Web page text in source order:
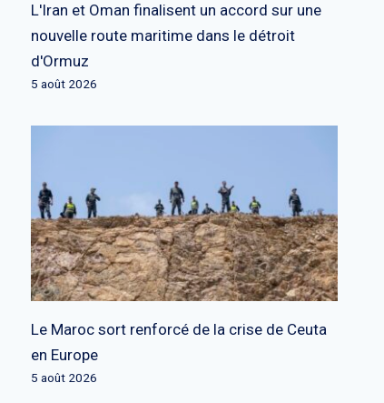
L'Iran et Oman finalisent un accord sur une
nouvelle route maritime dans le détroit
d'Ormuz
5 août 2026
Le Maroc sort renforcé de la crise de Ceuta
en Europe
5 août 2026